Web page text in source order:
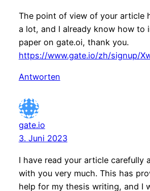
The point of view of your article
a lot, and I already know how to
paper on gate.oi, thank you.
https://www.gate.io/zh/signup/
Antworten
gate.io
3. Juni 2023
I have read your article carefully
with you very much. This has
help for my thesis writing, and I